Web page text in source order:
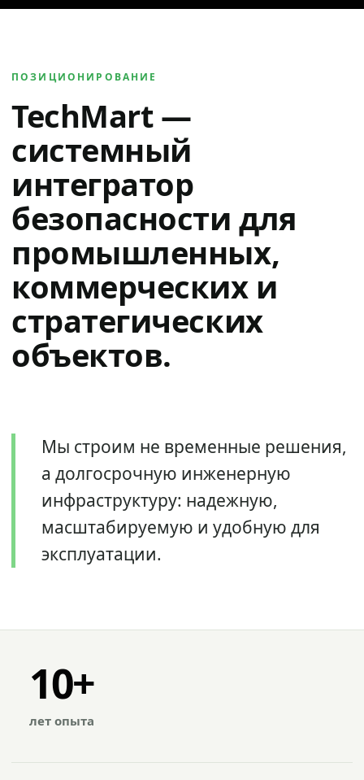
ПОЗИЦИОНИРОВАНИЕ
TechMart —
системный
интегратор
безопасности для
промышленных,
коммерческих и
стратегических
объектов.
Мы строим не временные решения,
а долгосрочную инженерную
инфраструктуру: надежную,
масштабируемую и удобную для
эксплуатации.
10+
лет опыта